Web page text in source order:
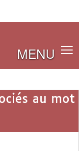
MENU
au mot